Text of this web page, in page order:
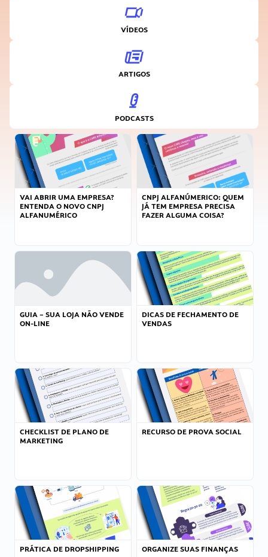
VÍDEOS
ARTIGOS
PODCASTS
VAI ABRIR UMA EMPRESA?
ENTENDA O NOVO CNPJ
ALFANUMÉRICO
CNPJ ALFANÚMERICO: QUEM
JÁ TEM EMPRESA PRECISA
FAZER ALGUMA COISA?
GUIA – SUA LOJA NÃO VENDE
ON-LINE
DICAS DE FECHAMENTO DE
VENDAS
CHECKLIST DE PLANO DE
MARKETING
RECURSO DE PROVA SOCIAL
PRÁTICA DE DROPSHIPPING ORGANIZE SUAS FINANÇAS